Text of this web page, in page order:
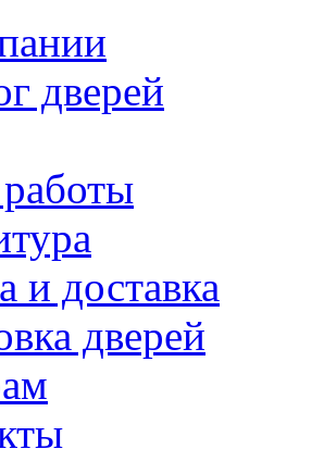
дверей
и доставка
дверей